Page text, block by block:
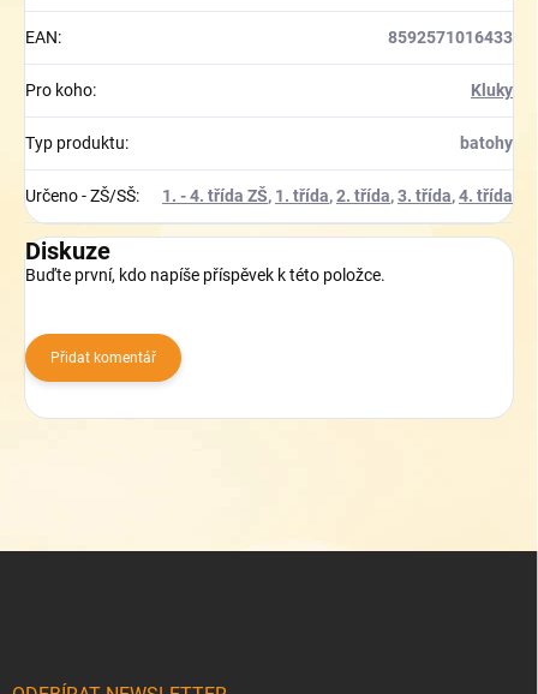
EAN: 8592571016433
Pro koho: Kluky
Typ produktu: batohy
Určeno - ZŠ/SŠ: 1. - 4. třída ZŠ, 1. třída,2. třída,3. třída,4. třída
Diskuze
Buďte první, kdo napíše příspěvek k této položce.
Přidat komentář